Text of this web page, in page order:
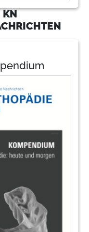
KN